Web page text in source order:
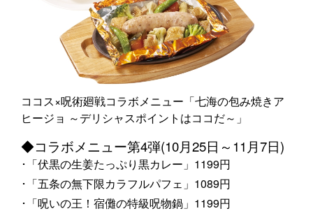
ココス×呪術廻戦コラボメニュー「七海の包み焼きア
ヒージョ ～デリシャスポイントはココだ～」
◆コラボメニュー第4弾(10月25日～11月7日)
･「伏黒の生姜たっぷり黒カレー」1199円
･「五条の無下限カラフルパフェ」1089円
･「呪いの王！宿儺の特級呪物鍋」1199円